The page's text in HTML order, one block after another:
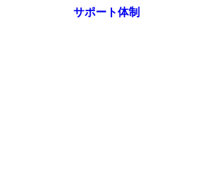
サポート体制